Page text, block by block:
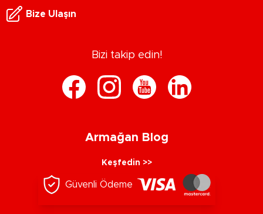
Bize Ulaşın
Bizi takip edin!
Armağan Blog
Keşfedin >>
Güvenli Ödeme